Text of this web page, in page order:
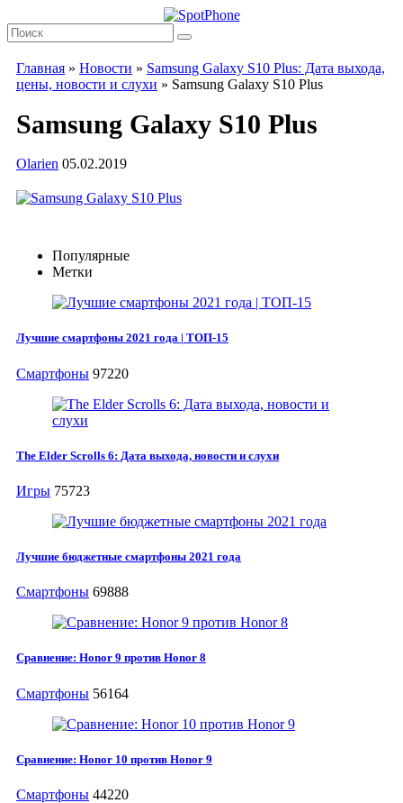
Главная » Новости » Samsung Galaxy S10 Plus: Дата выхода,
цены, новости и слухи » Samsung Galaxy S10 Plus
Samsung Galaxy S10 Plus
Olarien 05.02.2019
Популярные
Метки
Лучшие смартфоны 2021 года | ТОП-15
Смартфоны 97220
The Elder Scrolls 6: Дата выхода, новости и слухи
Игры 75723
Лучшие бюджетные смартфоны 2021 года
Смартфоны 69888
Сравнение: Honor 9 против Honor 8
Смартфоны 56164
Сравнение: Honor 10 против Honor 9
Смартфоны 44220